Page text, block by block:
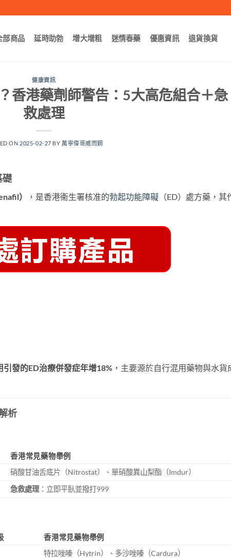
部商品 延時助勃 增大增粗 迷情春藥 優惠資訊 退貨換貨
健康資訊
香港藥劑師警告：5大高危組合＋急
救處理
ON 2025-02-27 BY萬寧偉哥威而鋼
礎
） ，是香港衞生署核准的勃起功能障礙 （ED）處方藥，其
引發的ED治療併發症年增18% ，主要源於自行混用藥物與水貨
析
香港常見藥物舉例
硝酸甘油舌底片（Nitrostat）、單硝酸異山梨酯（Imdur）
急救處理 ：立即平臥並撥打999
香港常見藥物舉例
特拉唑嗪（Hytrin）、多沙唑嗪（Cardura）